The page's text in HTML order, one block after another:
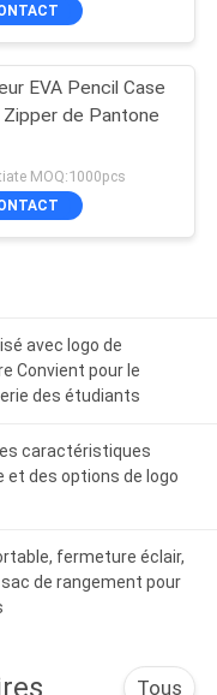
EVA Pencil Case
Zipper de Pantone
MOQ:1000pcs
avec logo de
Convient pour le
des étudiants
caractéristiques
et des options de logo
fermeture éclair,
de rangement pour
Tous